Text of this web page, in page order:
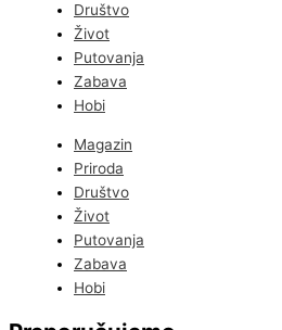
Društvo
Život
Putovanja
Zabava
Hobi
Magazin
Priroda
Društvo
Život
Putovanja
Zabava
Hobi